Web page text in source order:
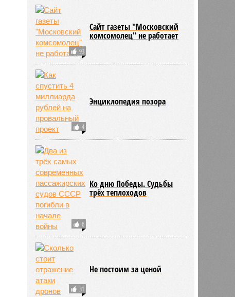
93
Сайт газеты "Московский
комсомолец" не работает
4
Энциклопедия позора
6
Ко дню Победы. Судьбы
трёх теплоходов
31
Не постоим за ценой